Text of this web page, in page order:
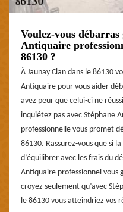
Voulez-vous
Antiquaire
86130 ?
À Jaunay Clan dans le 86130
Antiquaire pour vous aider
avez peur que celui-ci ne
inquiétez pas avec Stéphane
professionnelle vous promet
86130. Rassurez-vous que si
d’équilibrer avec les frais du
Antiquaire professionnel vous
croyez seulement qu’avec
le 86130 vous atteindriez vos